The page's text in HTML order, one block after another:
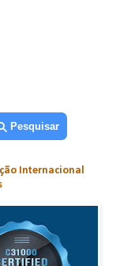
Internacional